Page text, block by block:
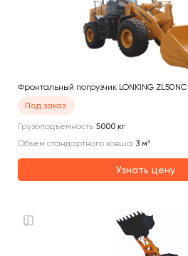
Фронтальный погрузчик LONKING ZL50NC
Под заказ
Грузоподъемность 5000 кг
Объем стандартного ковша 3 м³
Узнать цену